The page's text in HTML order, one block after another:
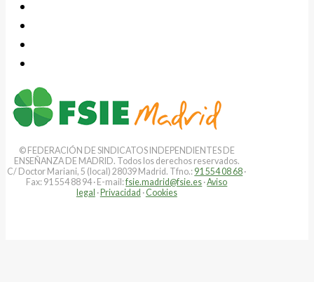
© FEDERACIÓN DE SINDICATOS INDEPENDIENTES DE
ENSEÑANZA DE MADRID. Todos los derechos reservados.
C/ Doctor Mariani, 5 (local) 28039 Madrid. Tfno.: 91 554 08 68 ·
Fax: 91 554 88 94 · E-mail:fsie.madrid@fsie.es ·Aviso
legal ·Privacidad · Cookies